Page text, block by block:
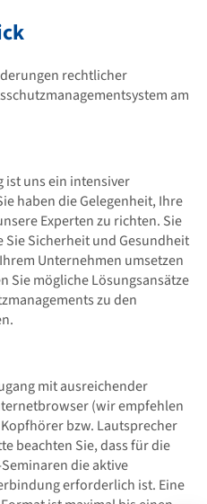
rechtlicher
am
ist uns ein intensiver
haben die Gelegenheit, Ihre
Experten zu richten. Sie
Sicherheit und Gesundheit
Unternehmen umsetzen
Sie mögliche Lösungsansätze
zu den
mit ausreichender
(wir empfehlen
bzw. Lautsprecher
beachten Sie, dass für die
die aktive
erforderlich ist. Eine